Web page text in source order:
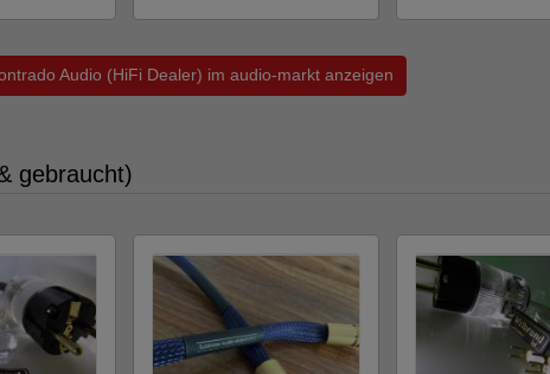
Audio (HiFi Dealer) im audio-markt anzeigen
gebraucht)